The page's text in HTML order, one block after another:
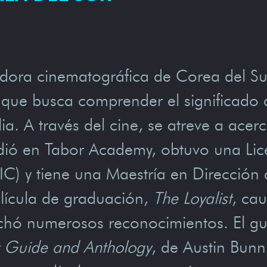
cinematográfica de Corea del
busca comprender el significado
A través del cine, se atreve a
en Tabor Academy, obtuvo una
y tiene una Maestría en
de graduación, The Loyalist,
numerosos reconocimientos. El
and Anthology, de Austin